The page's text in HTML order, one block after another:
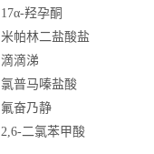
17α-羟孕酮
米帕林二盐酸盐
滴滴涕
氯普马嗪盐酸
氟奋乃静
2,6-二氯苯甲酸